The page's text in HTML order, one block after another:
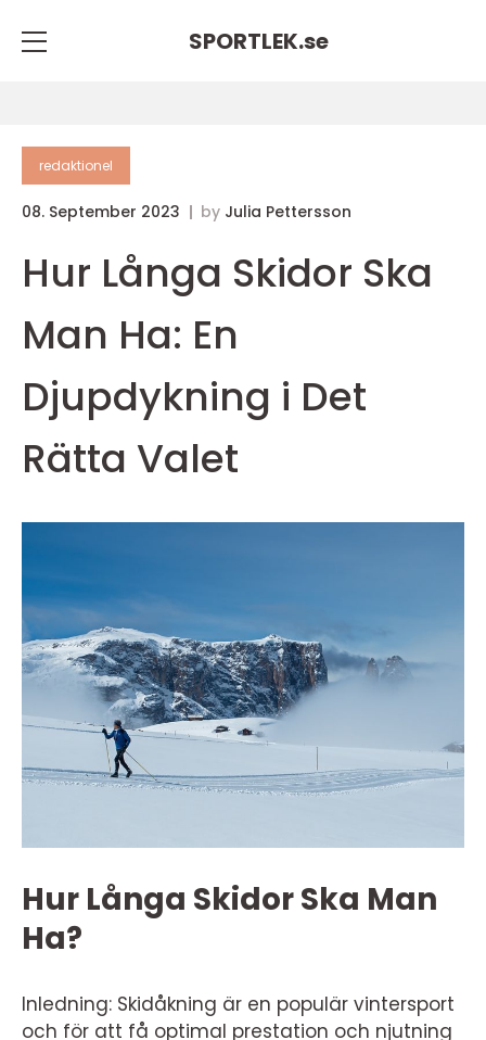
SPORTLEK.se
redaktionel
08. September 2023 by Julia Pettersson
Hur Långa Skidor Ska
Man Ha: En
Djupdykning i Det
Rätta Valet
Hur Långa Skidor Ska Man
Ha?
Inledning: Skidåkning är en populär vintersport
och för att få optimal prestation och njutning